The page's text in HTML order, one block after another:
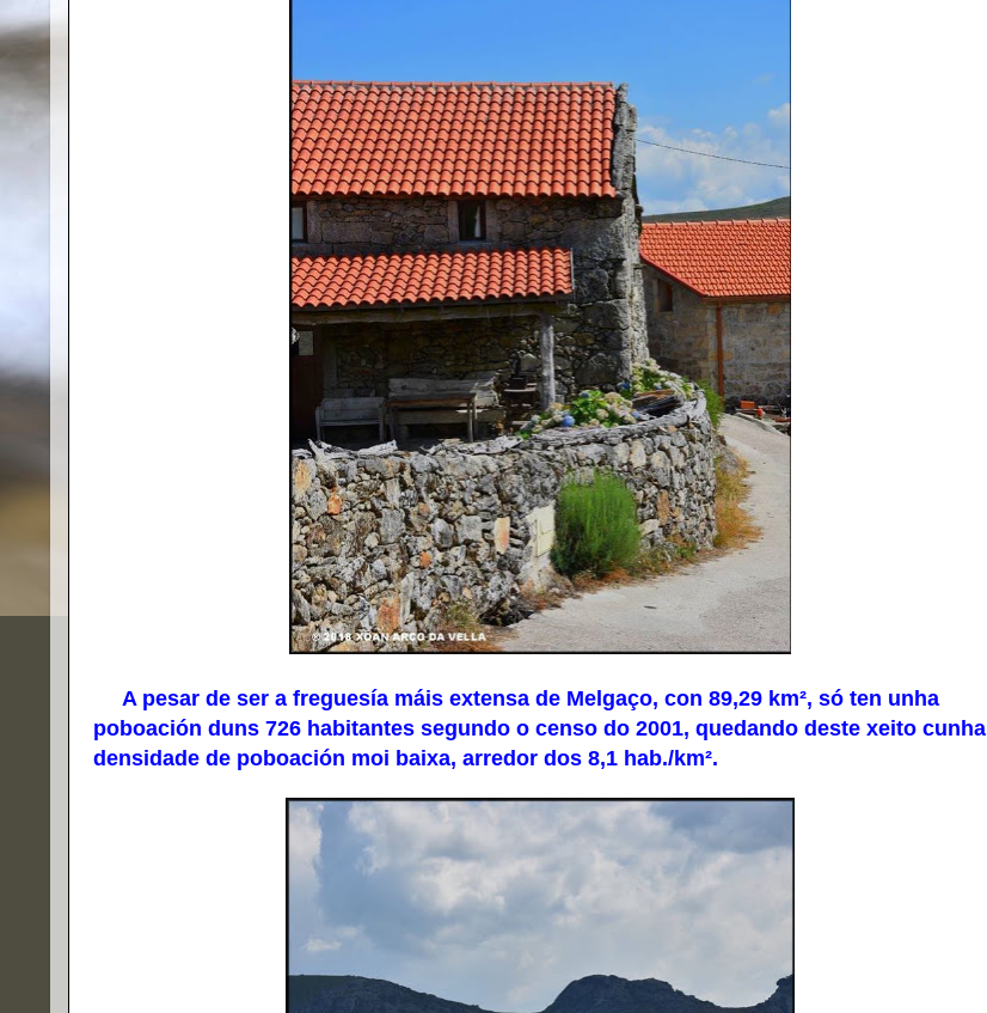
A pesar de ser a freguesía máis extensa de Melgaço, con 89,29 km², só ten unha
poboación duns 726 habitantes segundo o censo do 2001, quedando deste xeito cunha
densidade de poboación moi baixa, arredor dos 8,1 hab./km².